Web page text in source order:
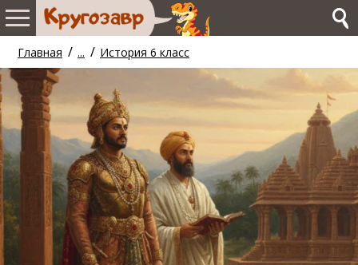
Главная / ... / История 6 класс